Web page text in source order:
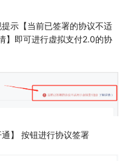
示【当前已签署的协议不适
】即可进行虚拟支付2.0的协
】 按钮进行协议签署